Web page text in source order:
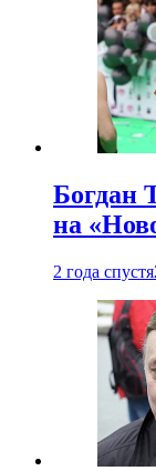
Богдан
на
2 года спустя